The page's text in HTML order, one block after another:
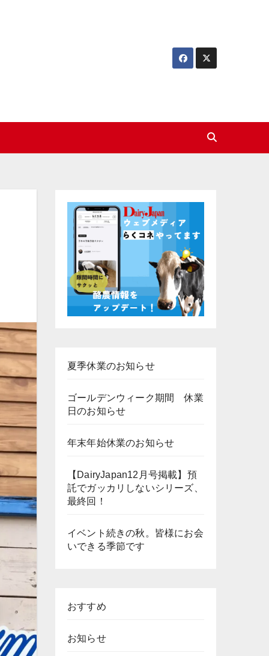
夏季休業のお知らせ
ゴールデンウィーク期間 休業
日のお知らせ
年末年始休業のお知らせ
【DairyJapan12月号掲載】預
託でガッカリしないシリーズ、
最終回！
イベント続きの秋。皆様にお会
いできる季節です
おすすめ
お知らせ